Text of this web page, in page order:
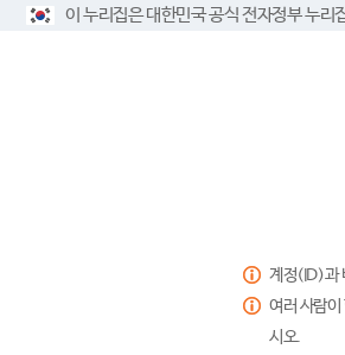
이 누리집은 대한민국 공식 전자정부 누리
계정(ID)과
여러 사람
시오.